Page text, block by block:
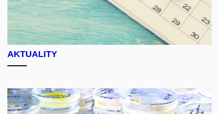
AKTUALITY